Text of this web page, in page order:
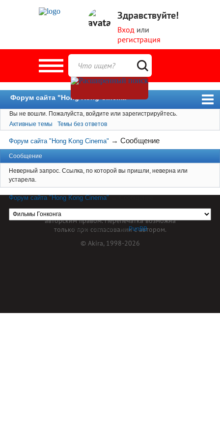
Здравствуйте!
Вход или
регистрация
Форум сайта "Hong Kong Cinema"
Форум
Новости
Пользователи
Поиск
Вы не вошли. Пожалуйста, войдите или зарегистрируйтесь.
Активные темы
Темы без ответов
Форум сайта "Hong Kong Cinema" →Сообщение
Сообщение
Неверный запрос. Ссылка, по которой вы пришли, неверна или
устарела.
Форум сайта "Hong Kong Cinema"
Форум работает наPunBB
Материал сайта hkcinema.ru защищен
авторским правом. Перепечатка возможна
только при согласовании с автором.
© Akira, 1998-2026